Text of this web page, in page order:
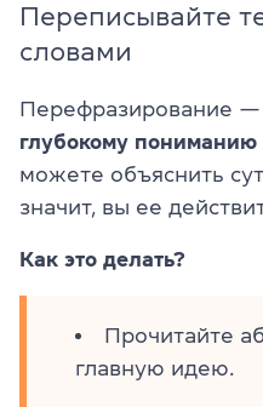
Переписывайте
словами
Перефразирование —
глубокому пониманию
можете объяснить
значит, вы ее
Как это делать?
Прочитайте
главную идею.